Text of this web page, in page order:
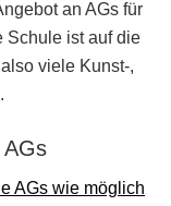
an AGs für
Schule ist auf die
viele Kunst-,
AGs
AGs wie möglich